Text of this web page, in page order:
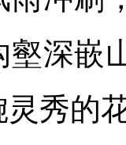
壑深
秀的